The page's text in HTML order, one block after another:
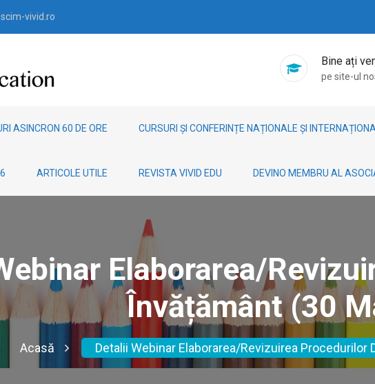
vivid.ro
Bine ați
pe site-ul
ASINCRON 60 DE ORE CURSURI ȘI CONFERINȚE NAȚIONALE ȘI
ARTICOLE UTILE REVISTA VIVID EDU DEVINO MEMBRU AL
Elaborarea/
Învățământ (30
Acasă Detalii Webinar Elaborarea/revizuirea Procedurilor